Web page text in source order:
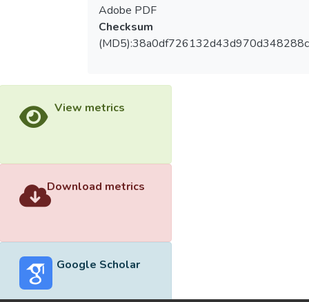
Adobe PDF
Checksum
View metrics
Download metrics
Google Scholar